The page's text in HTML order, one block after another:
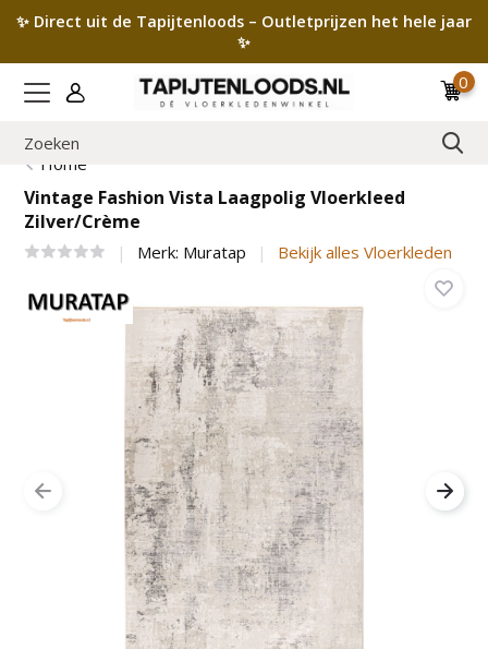
✨ Direct uit de Tapijtenloods – Outletprijzen het hele jaar
✨
0
Home
Vintage Fashion Vista Laagpolig Vloerkleed
Zilver/Crème
Merk: Muratap Bekijk alles Vloerkleden